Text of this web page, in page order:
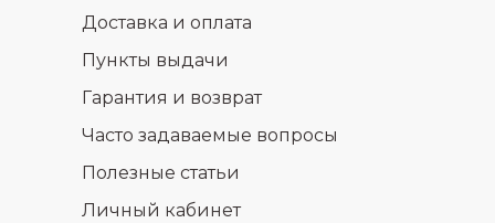
Доставка и оплата
Часто задаваемые вопросы
Гарантия и возврат
Полезные статьи
Пункты выдачи
Личный кабинет